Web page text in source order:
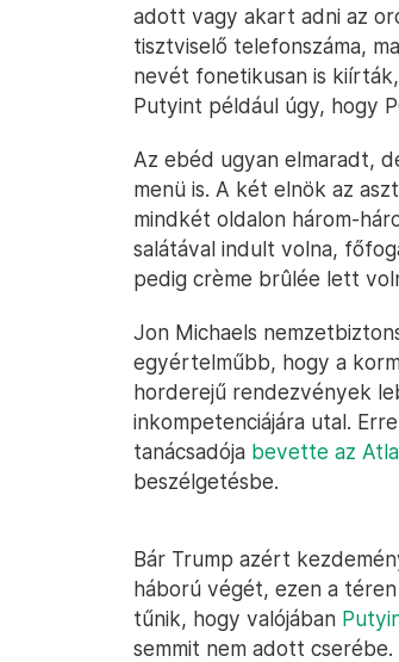
adott vagy akart adni az
tisztviselő telefonszáma,
nevét fonetikusan is
Putyint például úgy, hogy
Az ebéd ugyan elmaradt,
menü is. A két elnök az
mindkét oldalon három-
salátával indult volna,
pedig crème brûlée lett
Jon Michaels
egyértelműbb, hogy a
horderejű rendezvények
inkompetenciájára utal.
tanácsadója bevette az
beszélgetésbe.
Bár Trump azért
háború végét, ezen a
tűnik, hogy valójában
semmit nem adott